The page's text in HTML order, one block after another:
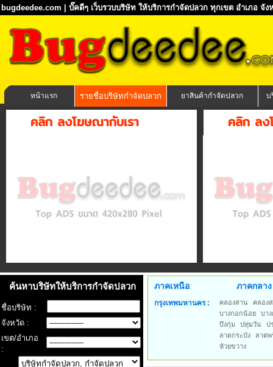
bugdeedee.com | บั๊คดีๆ เว็บรวบบริษัท ให้บริการกำจัดปลวก ทุกเขต อำเภอ จั
หน้าแรก รายชื่อบริษัทกำจัดปลวก ยาสินค้ากำจัดปลวก บ
คลิก ลงโฆษณากับเรา คลิก ลง
ค้นหาบริษัทให้บริการกำจัดปลวก
ชื่อบริษัท :
จังหวัด :
เขต/อำเภอ
:
ภาคเหนือ ภาคกลาง
กรุงเทพมหานคร : คลองสาน
คลอง
บางกอกน้อย
บา
บึงกุ่ม
ปทุมวัน
ป
ลาดกระบัง
ลาดพ
ห้วยขวาง